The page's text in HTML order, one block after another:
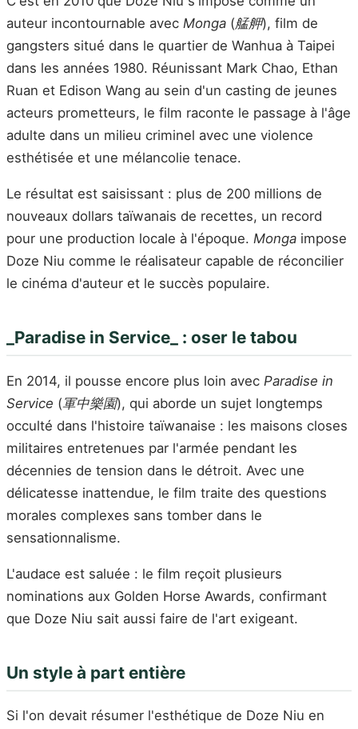
auteur incontournable avec Monga (艋舺), film de
gangsters situé dans le quartier de Wanhua à Taipei
dans les années 1980. Réunissant Mark Chao, Ethan
Ruan et Edison Wang au sein d'un casting de jeunes
acteurs prometteurs, le film raconte le passage à l'âge
adulte dans un milieu criminel avec une violence
esthétisée et une mélancolie tenace.
Le résultat est saisissant : plus de 200 millions de
nouveaux dollars taïwanais de recettes, un record
pour une production locale à l'époque. Monga impose
Doze Niu comme le réalisateur capable de réconcilier
le cinéma d'auteur et le succès populaire.
_Paradise in Service_ : oser le tabou
En 2014, il pousse encore plus loin avec Paradise in
Service (軍中樂園), qui aborde un sujet longtemps
occulté dans l'histoire taïwanaise : les maisons closes
militaires entretenues par l'armée pendant les
décennies de tension dans le détroit. Avec une
délicatesse inattendue, le film traite des questions
morales complexes sans tomber dans le
sensationnalisme.
L'audace est saluée : le film reçoit plusieurs
nominations aux Golden Horse Awards, confirmant
que Doze Niu sait aussi faire de l'art exigeant.
Un style à part entière
Si l'on devait résumer l'esthétique de Doze Niu en